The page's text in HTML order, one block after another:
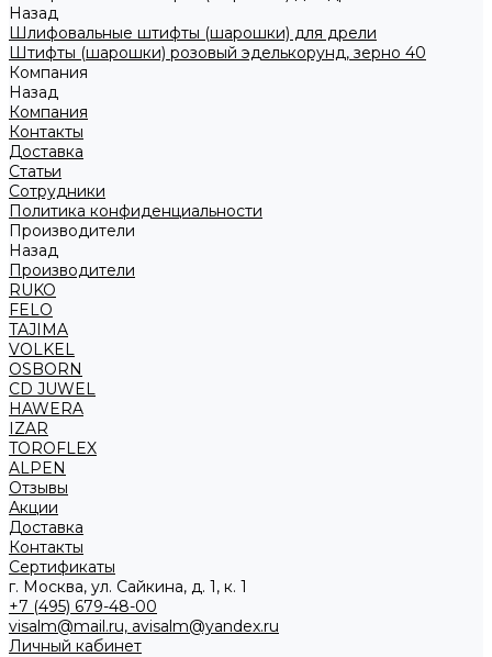
Назад
Шлифовальные штифты (шарошки) для дрели
Штифты (шарошки) розовый эделькорунд, зерно 40
Компания
Назад
Компания
Контакты
Доставка
Статьи
Сотрудники
Политика конфиденциальности
Производители
Назад
Производители
RUKO
FELO
TAJIMA
VOLKEL
OSBORN
CD JUWEL
HAWERA
IZAR
TOROFLEX
ALPEN
Отзывы
Акции
Доставка
Контакты
Сертификаты
г. Москва, ул. Сайкина, д. 1, к. 1
+7 (495) 679-48-00
visalm@mail.ru, avisalm@yandex.ru
Личный кабинет